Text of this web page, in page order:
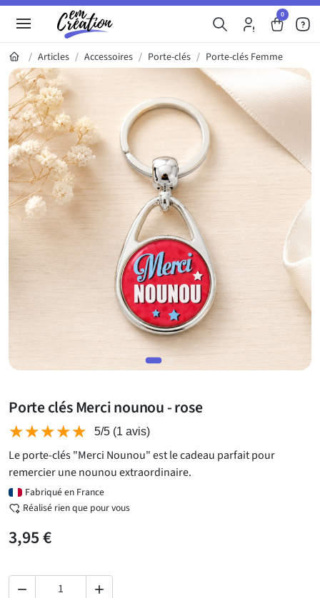
0
Articles Accessoires Porte-clés Porte-clés Femme
Galerie du produit
Porte clés Merci nounou - rose
★★★★★
★★★★★ 5/5 (1 avis)
Le porte-clés "Merci Nounou" est le cadeau parfait pour
remercier une nounou extraordinaire.
Fabriqué en France
Réalisé rien que pour vous
3,95 €
 